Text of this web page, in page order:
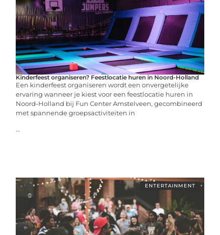
Kinderfeest organiseren? Feestlocatie huren in Noord-Holland
Een kinderfeest organiseren wordt een onvergetelijke
ervaring wanneer je kiest voor een feestlocatie huren in
Noord-Holland bij Fun Center Amstelveen, gecombineerd
met spannende groepsactiviteiten in
...
ENTERTAINMENT